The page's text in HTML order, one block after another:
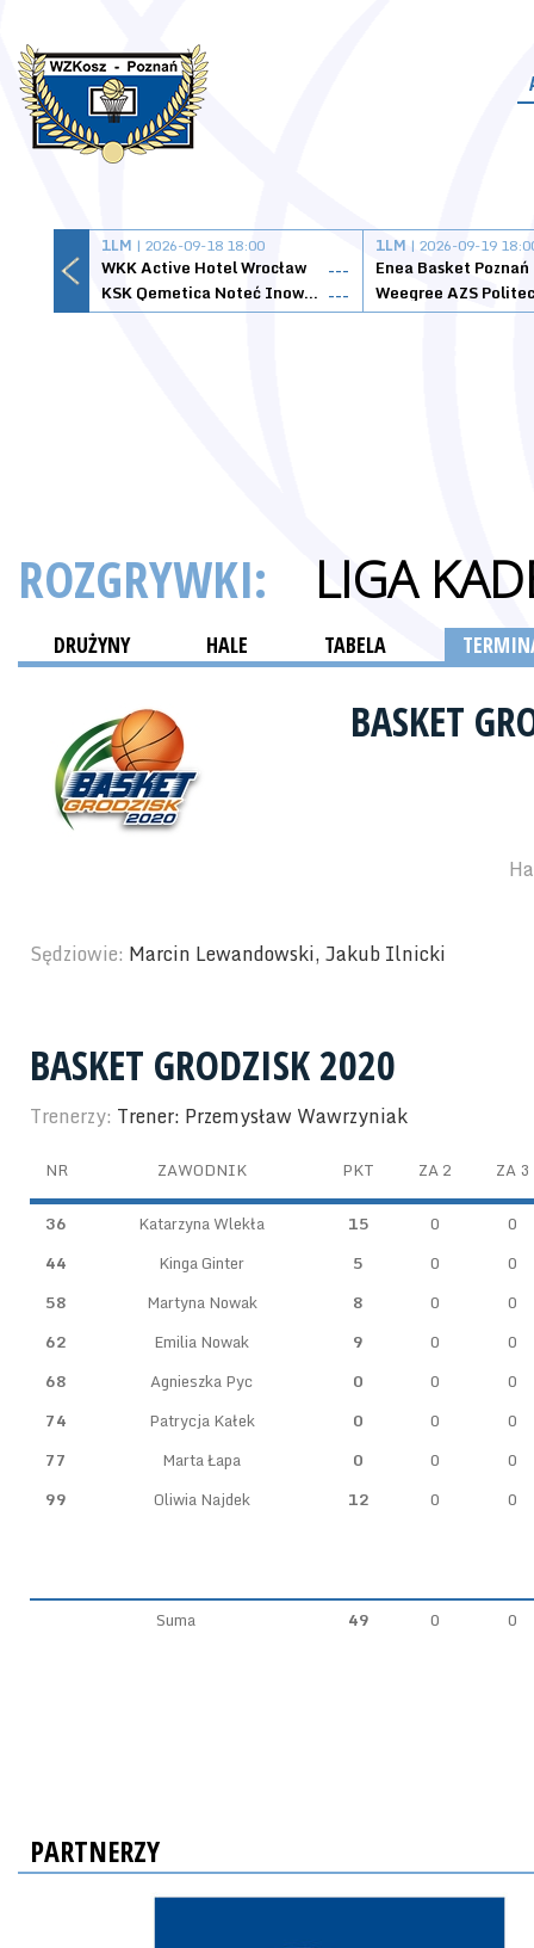
1LM | 2026-09-18 18:00
WKK Active Hotel Wrocław
---
KSK Qemetica Noteć Inowrocław ---
1LM | 2026-09-19
Enea Basket Poznań
ROZGRYWKI: LIGA
DRUŻYNY HALE TABELA
BASKET
Sędziowie: Marcin Lewandowski, Jakub Ilnicki
BASKET GRODZISK 2020
Trenerzy: Trener: Przemysław Wawrzyniak
NR ZAWODNIK PKT ZA 2 ZA 3
36 Katarzyna Wlekła 15 0
0
44
Kinga Ginter 5 0
0
58
Martyna Nowak 8 0
0
62
Emilia Nowak 9 0
0
68
Agnieszka Pyc 0 0
0
74
Patrycja Kałek 0 0
0
77
Marta Łapa 0 0
0
99
Oliwia Najdek 12 0 0
Suma 49 0 0
PARTNERZY